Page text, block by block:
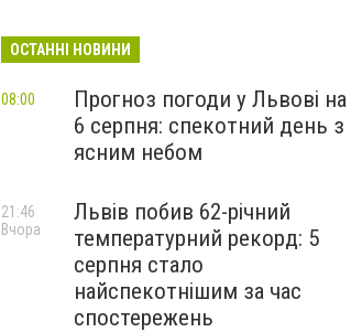
ОСТАННІ НОВИНИ
Прогноз погоди у Львові на
6 серпня: спекотний день з
ясним небом
08:00
Львів побив 62-річний
температурний рекорд: 5
серпня стало
найспекотнішим за час
спостережень
21:46
Вчора